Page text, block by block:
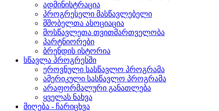
ადმინისტრაცია
პროგრესელი მასწავლებელი
მშობელთა ასოციაცია
მოსწავლეთა თვითმართველობა
პარტნიორები
ბრენდის ისტორია
სწავლა პროგრესში
ეროვნული სასწავლო პროგრამა
ამერიკული სასწავლო პროგრამა
არაფორმალური განათლება
ყველას ნახვა
მიღება - ჩარიცხვა